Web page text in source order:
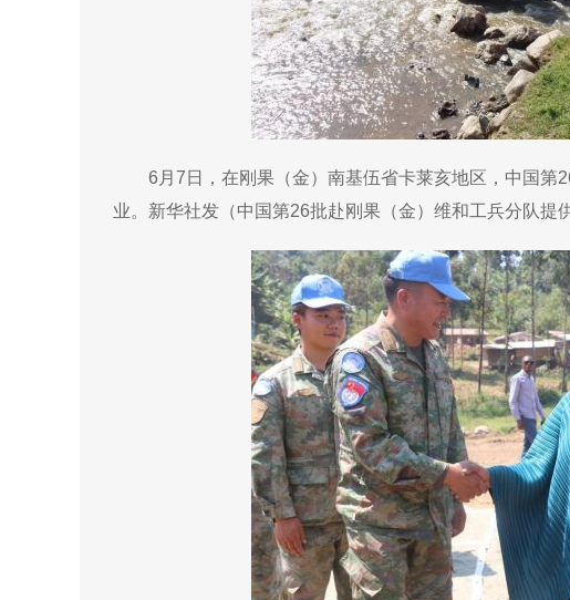
6月7日，在刚果（金）南基伍省卡莱亥地区，中国第
业。新华社发（中国第26批赴刚果（金）维和工兵分队提供